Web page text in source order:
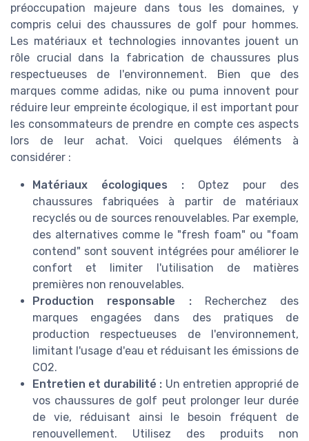
préoccupation majeure dans tous les domaines, y
compris celui des chaussures de golf pour hommes.
Les matériaux et technologies innovantes jouent un
rôle crucial dans la fabrication de chaussures plus
respectueuses de l'environnement. Bien que des
marques comme adidas, nike ou puma innovent pour
réduire leur empreinte écologique, il est important pour
les consommateurs de prendre en compte ces aspects
lors de leur achat. Voici quelques éléments à
considérer :
Matériaux écologiques : Optez pour des
chaussures fabriquées à partir de matériaux
recyclés ou de sources renouvelables. Par exemple,
des alternatives comme le "fresh foam" ou "foam
contend" sont souvent intégrées pour améliorer le
confort et limiter l'utilisation de matières
premières non renouvelables.
Production responsable :Recherchez des
marques engagées dans des pratiques de
production respectueuses de l'environnement,
limitant l'usage d'eau et réduisant les émissions de
CO2.
Entretien et durabilité : Un entretien approprié de
vos chaussures de golf peut prolonger leur durée
de vie, réduisant ainsi le besoin fréquent de
renouvellement. Utilisez des produits non